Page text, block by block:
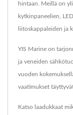
hintaan. Meillä on
kytkinpaneelien,
liitoskappaleiden ja
YIS Marine on
ja veneiden
vuoden
vaatimukset
Katso laadukkaat